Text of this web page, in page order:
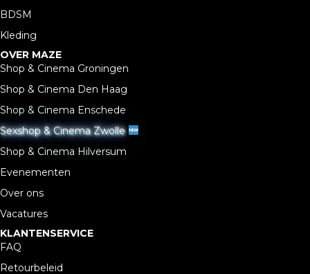
BDSM
Kleding
OVER MAZE
Shop & Cinema Groningen
Shop & Cinema Den Haag
Shop & Cinema Enschede
Sexshop & Cinema Zwolle
Shop & Cinema Hilversum
Evenementen
Over ons
Vacatures
KLANTENSERVICE
FAQ
Retourbeleid